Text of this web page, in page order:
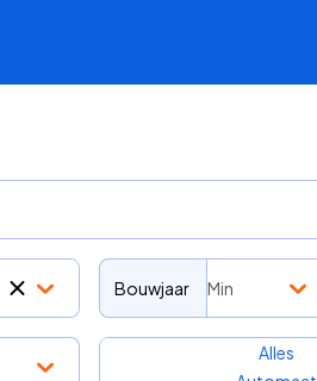
Bouwjaar Min
Transmissie
Alles